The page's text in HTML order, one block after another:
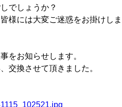
でしょうか？
様には大変ご迷惑をお掛けしま
をお知らせします。
交換させて頂きました。